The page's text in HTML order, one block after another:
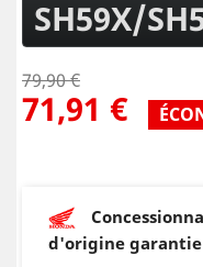
SH59X/
79,90 €
71,91 €
d'origine garantie